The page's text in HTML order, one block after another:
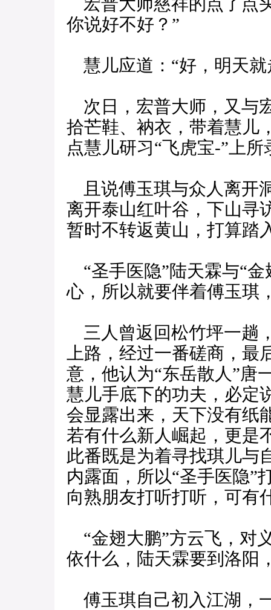
你说好不好？”
慧儿应道：“好，明天就
次日，宏普大师，又与
拾芒鞋、衲衣，带着慧儿
点慧儿研习“飞虎宝-”上
且说傅玉琪与众人离开
离开泰山红叶谷，下山寻
暂时不转返黄山，打算踏
“圣手医隐”陆天霖与“
心，所以就要伴着傅玉琪
三人曾返回松竹坪一趟
上路，经过一番磋商，
意，他认为“东岳散人”唐
慧儿手底下的功夫，必定
会显露出来，天下没有纸
若有什么新人崛起，更是
此番既是为着寻找琪儿与
内露面，所以“圣手医隐”
向熟朋友打听打听，可有
“金翅大鹏”方云飞，对
依什么，陆天霖要到洛阳
傅玉琪自己初入江湖，